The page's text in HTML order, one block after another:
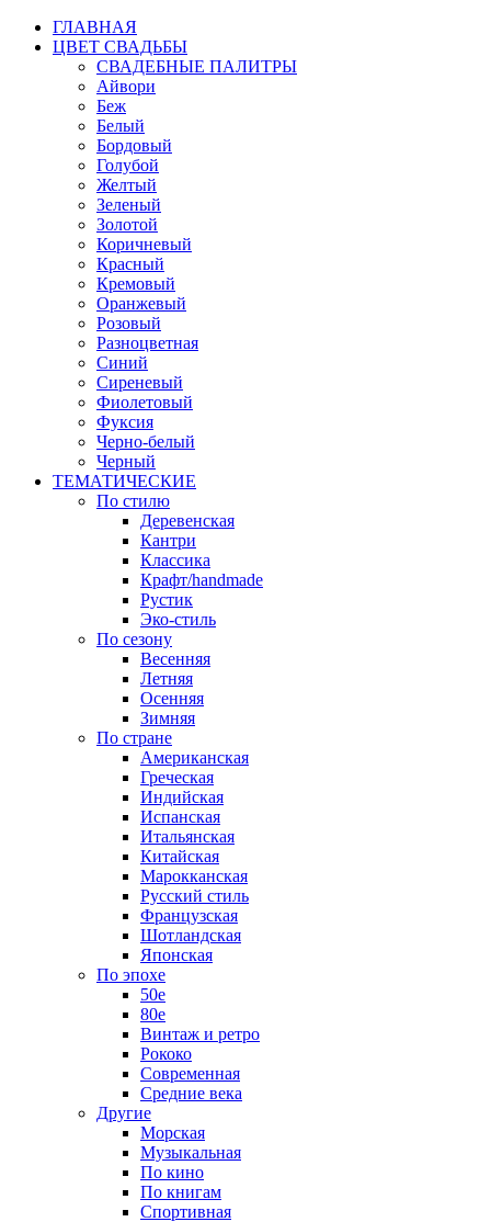
ГЛАВНАЯ
ЦВЕТ СВАДЬБЫ
СВАДЕБНЫЕ ПАЛИТРЫ
Айвори
Беж
Белый
Бордовый
Голубой
Желтый
Зеленый
Золотой
Коричневый
Красный
Кремовый
Оранжевый
Розовый
Разноцветная
Синий
Сиреневый
Фиолетовый
Фуксия
Черно-белый
Черный
ТЕМАТИЧЕСКИЕ
По стилю
Деревенская
Кантри
Классика
Крафт/handmade
Рустик
Эко-стиль
По сезону
Весенняя
Летняя
Осенняя
Зимняя
По стране
Американская
Греческая
Индийская
Испанская
Итальянская
Китайская
Марокканская
Русский стиль
Французская
Шотландская
Японская
По эпохе
50е
80е
Винтаж и ретро
Рококо
Современная
Средние века
Другие
Морская
Музыкальная
По кино
По книгам
Спортивная